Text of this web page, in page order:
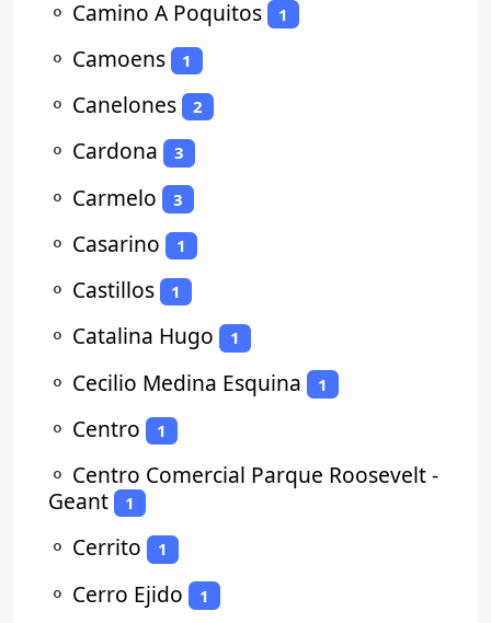
⚬ Camino A Poquitos 1
⚬ Camoens 1
⚬ Canelones 2
⚬ Cardona 3
⚬ Carmelo 3
⚬ Casarino 1
⚬ Castillos 1
⚬ Catalina Hugo 1
⚬ Cecilio Medina Esquina 1
⚬ Centro 1
⚬ Centro Comercial Parque Roosevelt -
Geant
1
⚬ Cerrito 1
⚬ Cerro Ejido 1